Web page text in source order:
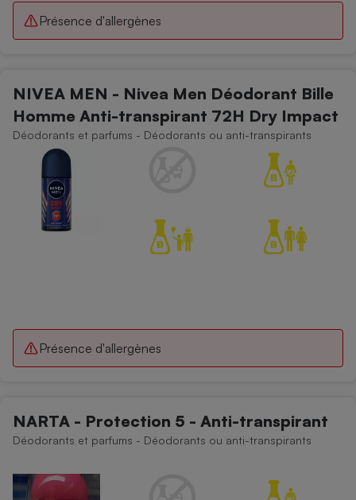
Présence d'allergènes
NIVEA MEN - Nivea Men Déodorant Bille
Homme Anti-transpirant 72H Dry Impact
Déodorants et parfums - Déodorants ou anti-transpirants
Présence d'allergènes
NARTA - Protection 5 - Anti-transpirant
Déodorants et parfums - Déodorants ou anti-transpirants